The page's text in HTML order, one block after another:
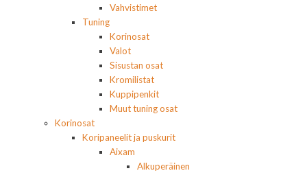
Vahvistimet
Tuning
Korinosat
Valot
Sisustan osat
Kromilistat
Kuppipenkit
Muut tuning osat
Korinosat
Koripaneelit ja puskurit
Aixam
Alkuperäinen